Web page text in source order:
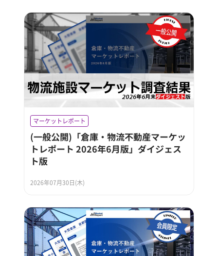
マーケットレポート
(一般公開)「倉庫・物流不動産マーケッ
トレポート 2026年6月版」ダイジェス
ト版
2026年07月30日(木)